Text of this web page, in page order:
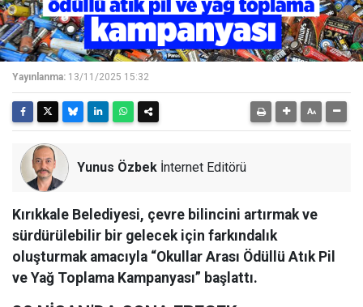
Yayınlanma: 13/11/2025 15:32
Yunus Özbek İnternet Editörü
Kırıkkale Belediyesi, çevre bilincini artırmak ve
sürdürülebilir bir gelecek için farkındalık
oluşturmak amacıyla “Okullar Arası Ödüllü Atık Pil
ve Yağ Toplama Kampanyası” başlattı.